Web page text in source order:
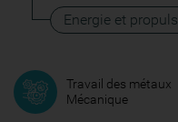
Energie et
Travail des métaux
Mécanique